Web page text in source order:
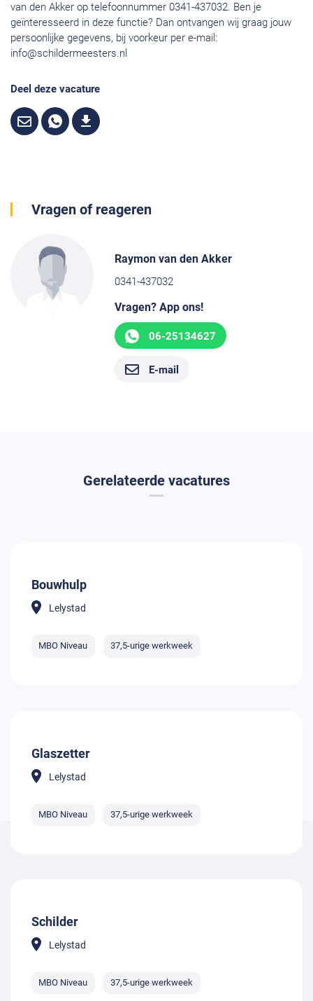
van den Akker op telefoonnummer 0341-437032. Ben je
geïnteresseerd in deze functie? Dan ontvangen wij graag jouw
persoonlijke gegevens, bij voorkeur per e-mail:
info@schildermeesters.nl
Deel deze vacature
Vragen of reageren
Raymon van den Akker
0341-437032
Vragen? App ons!
06-25134627
E-mail
Gerelateerde vacatures
Bouwhulp
Lelystad
MBO Niveau 37,5-urige werkweek
Glaszetter
Lelystad
MBO Niveau 37,5-urige werkweek
Schilder
Lelystad
MBO Niveau 37,5-urige werkweek